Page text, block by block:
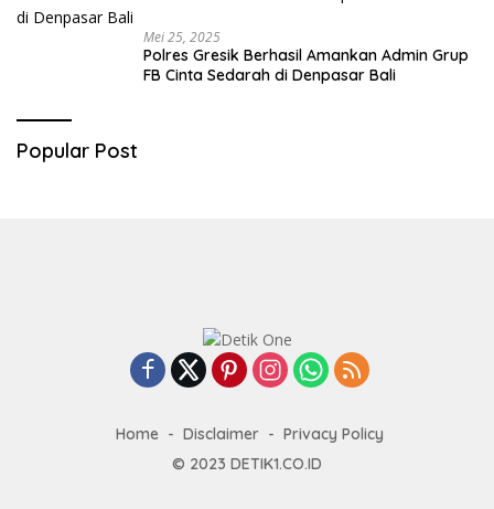
Mei 25, 2025
Polres Gresik Berhasil Amankan Admin Grup
FB Cinta Sedarah di Denpasar Bali
Popular Post
Home Disclaimer
Privacy Policy
© 2023 DETIK1.CO.ID